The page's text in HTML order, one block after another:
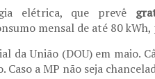
elétrica, que prevê
mensal de até 80
da União (DOU) em maio.
a MP não seja